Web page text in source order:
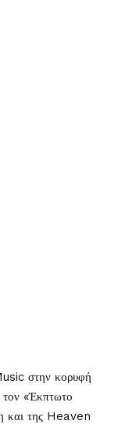
στην κορυφή
«Έκπτωτο
και της Heaven